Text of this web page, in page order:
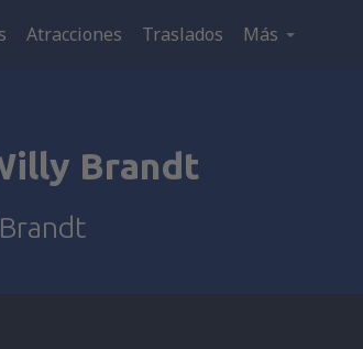
Atracciones Traslados Más
Brandt